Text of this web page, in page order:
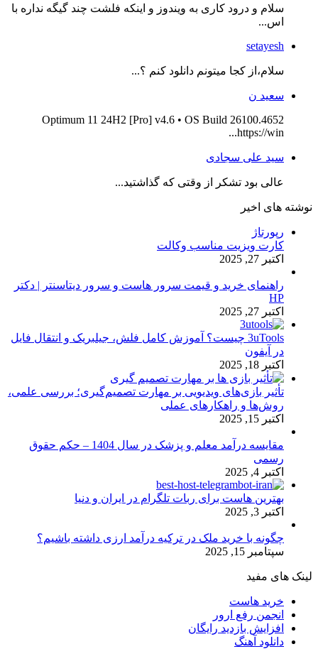
سلام و درود کاری به ویندوز و اینکه فلشت چند گیگه نداره با
اس...
setayesh
سلام،از کجا میتونم دانلود کنم ؟...
سعید ن
Optimum 11 24H2 [Pro] v4.6 • OS Build 26100.4652
https://win...
سید علی سجادی
عالی بود تشکر از وقتی که گذاشتید...
نوشته های اخیر
رپورتاژ
کارت ویزیت مناسب وکالت
اکتبر 27, 2025
راهنمای خرید و قیمت سرور هاست و سرور دیتاسنتر | دکتر
HP
اکتبر 27, 2025
3uTools چیست؟ آموزش کامل فلش، جیلبریک و انتقال فایل
در آیفون
اکتبر 18, 2025
تأثیر بازی‌های ویدیویی بر مهارت تصمیم‌گیری؛ بررسی علمی،
روش‌ها و راهکارهای عملی
اکتبر 15, 2025
مقایسه درآمد معلم و پزشک در سال 1404 – حکم حقوق
رسمی
اکتبر 4, 2025
بهترین هاست برای ربات تلگرام در ایران و دنیا
اکتبر 3, 2025
چگونه با خرید ملک در ترکیه درآمد ارزی داشته باشیم؟
سپتامبر 15, 2025
لینک های مفید
خرید هاست
انجمن رفع ارور
افزایش بازدید رایگان
دانلود آهنگ